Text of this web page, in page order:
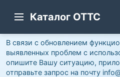
Каталог ОТТС
В связи с обновлением
выявленных проблем с
опишите Вашу ситуацию,
отправьте запрос на почту